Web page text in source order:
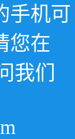
手机可
您在
我们